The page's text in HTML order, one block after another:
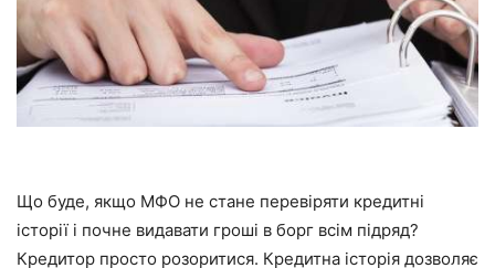
Що буде, якщо МФО не стане перевіряти кредитні
історії і почне видавати гроші в борг всім підряд?
Кредитор просто розоритися. Кредитна історія дозволяє